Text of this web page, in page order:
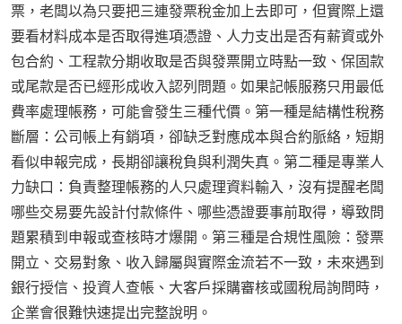
票，老闆以為只要把三連發票稅金加上去即可，但實際上還
要看材料成本是否取得進項憑證、人力支出是否有薪資或外
包合約、工程款分期收取是否與發票開立時點一致、保固款
或尾款是否已經形成收入認列問題。如果記帳服務只用最低
費率處理帳務，可能會發生三種代價。第一種是結構性稅務
斷層：公司帳上有銷項，卻缺乏對應成本與合約脈絡，短期
看似申報完成，長期卻讓稅負與利潤失真。第二種是專業人
力缺口：負責整理帳務的人只處理資料輸入，沒有提醒老闆
哪些交易要先設計付款條件、哪些憑證要事前取得，導致問
題累積到申報或查核時才爆開。第三種是合規性風險：發票
開立、交易對象、收入歸屬與實際金流若不一致，未來遇到
銀行授信、投資人查帳、大客戶採購審核或國稅局詢問時，
企業會很難快速提出完整說明。